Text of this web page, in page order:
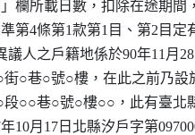
」欄所載日數，扣除在途期
準第4條第1款第1目、第2目定
議人之戶籍地係於90年11月
街○巷○號○樓，在此之前乃
○段○○巷○號○樓○○，此有臺北
年10月17日北縣汐戶字第